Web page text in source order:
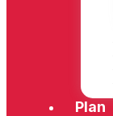
Plan